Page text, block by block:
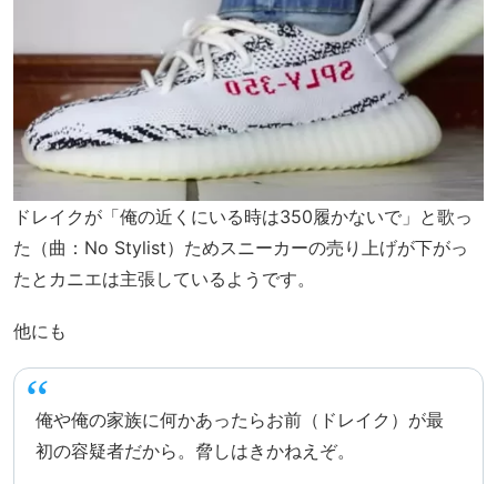
ドレイクが「俺の近くにいる時は350履かないで」と歌っ
た（曲：No Stylist）ためスニーカーの売り上げが下がっ
たとカニエは主張しているようです。
他にも
俺や俺の家族に何かあったらお前（ドレイク）が最
初の容疑者だから。脅しはきかねえぞ。